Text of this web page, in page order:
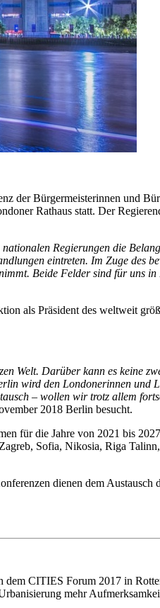
Bürgermeisterinnen und
Rathaus statt. Der
Regierungen die
eintreten. Im Zuge des
Beide Felder sind für uns
als Präsident des weltweit
Welt. Darüber kann es keine
wird den Londonerinnen und
– wollen wir trotz allem
2018 Berlin besucht.
für die Jahre von 2021 bis
Sofia, Nikosia, Riga
dienen dem Austausch
CITIES Forum 2017 in
mehr